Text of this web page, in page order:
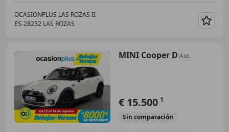
OCASIONPLUS LAS ROZAS II
ES-28232 LAS ROZAS
MINI Cooper D Aut.
€ 15.500 1
Sin comparación